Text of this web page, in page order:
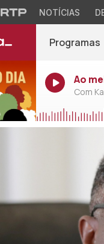
NOTÍCIAS
Programas
Ao
Com